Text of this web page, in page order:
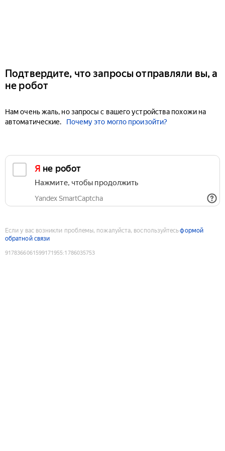
Подтвердите, что запросы отправляли вы, а
не робот
Нам очень жаль, но запросы с вашего устройства похожи на
автоматические.
Почему это могло произойти?
Я не робот
Нажмите, чтобы продолжить
Yandex SmartCaptcha
Если у вас возникли проблемы, пожалуйста, воспользуйтесьформой
обратной связи
9178366061599171955:1786035753